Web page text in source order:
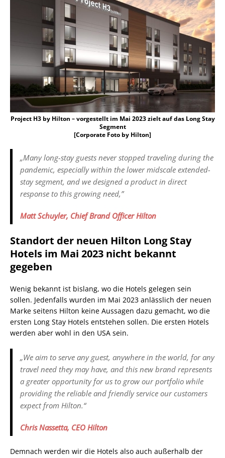
Project H3 by Hilton – vorgestellt im Mai 2023 zielt auf das Long Stay
Segment
[Corporate Foto by Hilton]
„Many long-stay guests never stopped traveling during the
pandemic, especially within the lower midscale extended-
stay segment, and we designed a product in direct
response to this growing need,”
Matt Schuyler, Chief Brand Officer Hilton
Standort der neuen Hilton Long Stay
Hotels im Mai 2023 nicht bekannt
gegeben
Wenig bekannt ist bislang, wo die Hotels gelegen sein
sollen. Jedenfalls wurden im Mai 2023 anlässlich der neuen
Marke seitens Hilton keine Aussagen dazu gemacht, wo die
ersten Long Stay Hotels entstehen sollen. Die ersten Hotels
werden aber wohl in den USA sein.
„We aim to serve any guest, anywhere in the world, for any
travel need they may have, and this new brand represents
a greater opportunity for us to grow our portfolio while
providing the reliable and friendly service our customers
expect from Hilton.“
Chris Nassetta, CEO Hilton
Demnach werden wir die Hotels also auch außerhalb der